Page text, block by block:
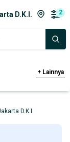
D.K.I. 2
+ Lainnya
D.K.I.